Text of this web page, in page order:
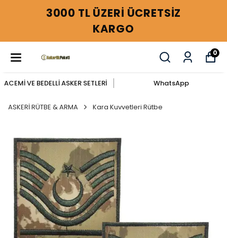
3000 TL ÜZERİ ÜCRETSİZ
KARGO
0
ACEMİ VE BEDELLİ ASKER SETLERİ WhatsApp
ASKERİ RÜTBE & ARMA Kara Kuvvetleri Rütbe